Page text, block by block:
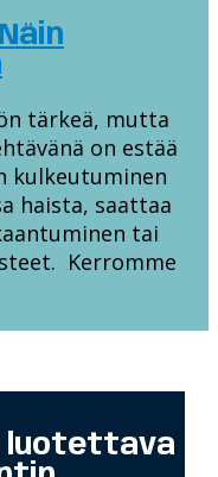
tärkeä, mutta
on estää
kulkeutuminen
haista, saattaa
tai
Kerromme
luotettava